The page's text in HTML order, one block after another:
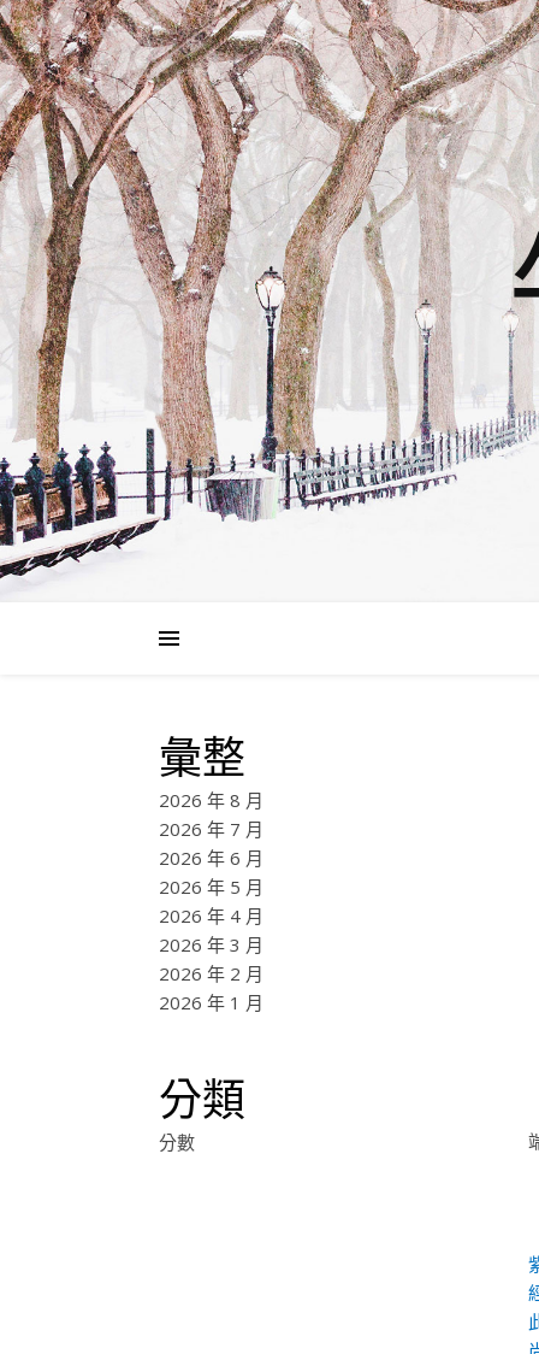
彙整
2026 年 8 月
2026 年 7 月
2026 年 6 月
2026 年 5 月
2026 年 4 月
2026 年 3 月
2026 年 2 月
2026 年 1 月
分類
分數